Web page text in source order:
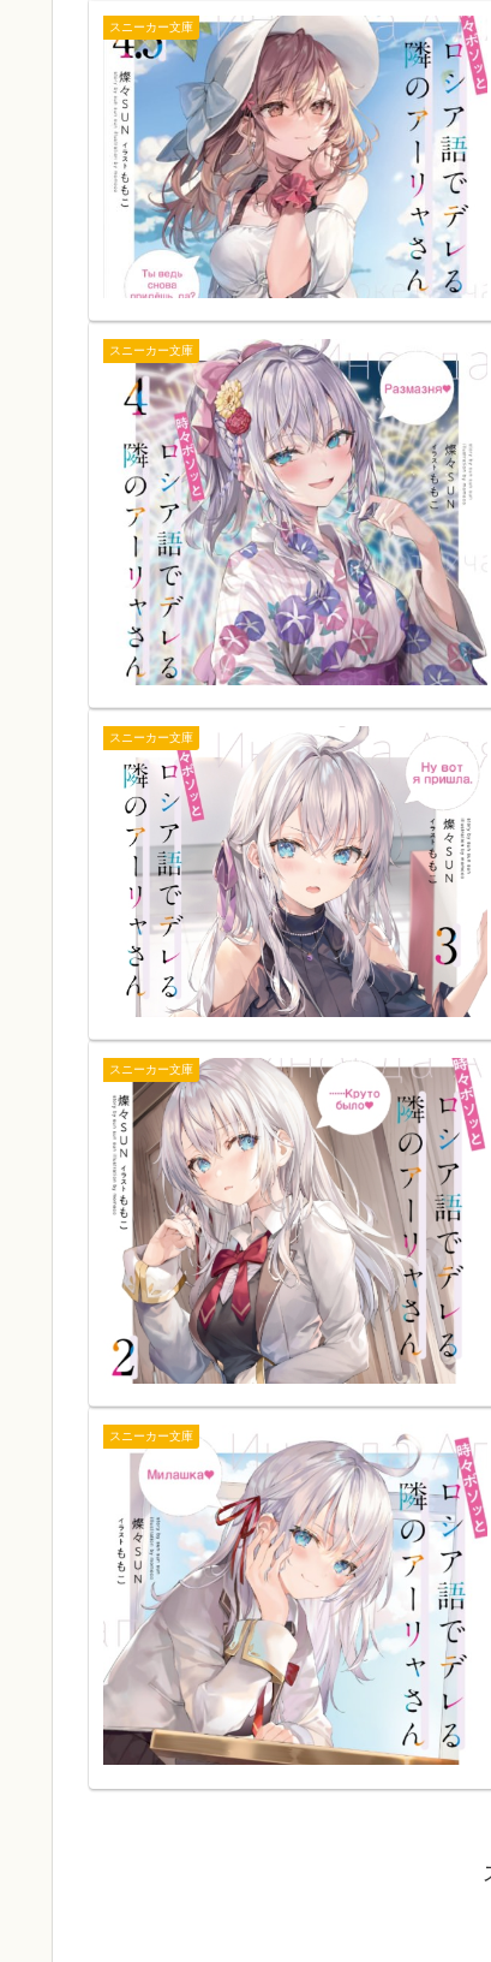
スニーカー文庫
スニーカー文庫
スニーカー文庫
スニーカー文庫
スニーカー文庫